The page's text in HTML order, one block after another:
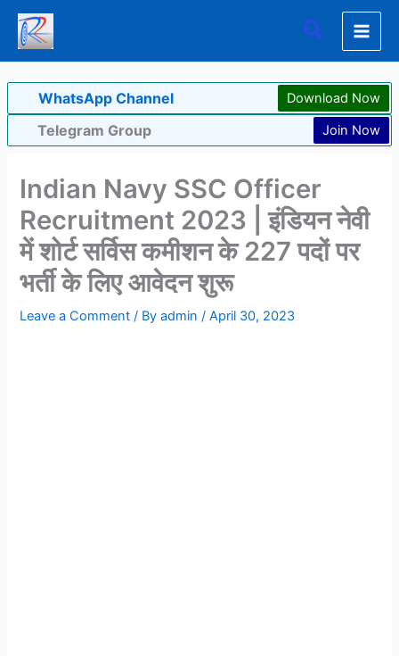
Skip
content
Search
WhatsApp Channel Download Now
Telegram Group Join Now
Indian Navy SSC Officer
Recruitment 2023 | इंडियन नेवी
में शोर्ट सर्विस कमीशन के 227 पदों पर
भर्ती के लिए आवेदन शुरू
Leave a Comment / Byadmin/April 30, 2023